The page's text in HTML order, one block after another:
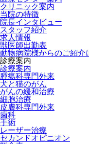
クリニック案内
当院の特徴
院長インタビュー
スタッフ紹介
求人情報
獣医師出勤表
動物病院様からのご紹介
診療案内
診療案内
腫瘍科専門外来
犬と猫のがん
がんの緩和治療
細胞治療
皮膚科専門外来
歯科
手術
レーザー治療
セカンドオピニオン